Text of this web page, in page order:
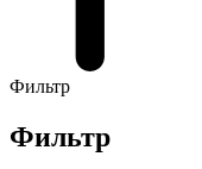
Фильтр
Фильтр